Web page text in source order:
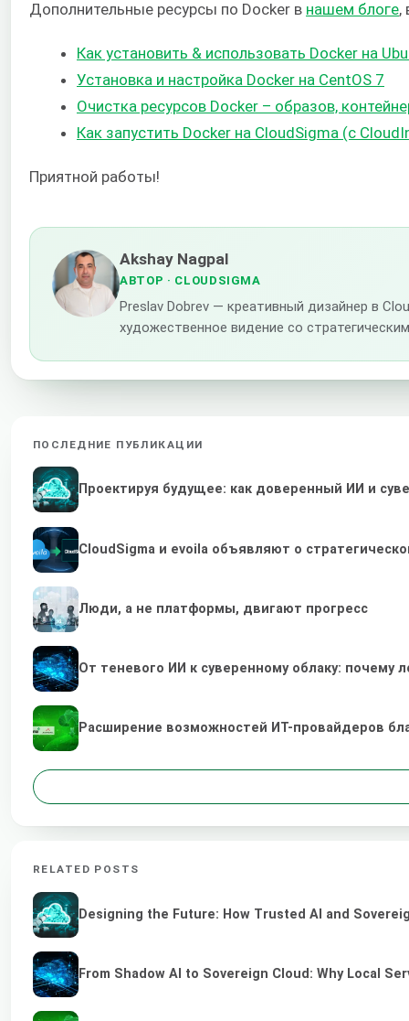
Дополнительные ресурсы по Docker в нашем блоге,
Как установить & использовать Docker на
Установка и настройка Docker на CentOS 7
Очистка ресурсов Docker – образов,
Как запустить Docker на CloudSigma (с
Приятной работы!
Akshay Nagpal
АВТОР · CLOUDSIGMA
Preslav Dobrev — креативный дизайнер в
художественное видение со
ПОСЛЕДНИЕ ПУБЛИКАЦИИ
Проектируя будущее: как доверенный ИИ и
CloudSigma и evoila объявляют о
Люди, а не платформы, двигают прогресс
От теневого ИИ к суверенному облаку:
Расширение возможностей ИТ-провайдеров
RELATED POSTS
Designing the Future: How Trusted AI and
From Shadow AI to Sovereign Cloud: Why Local